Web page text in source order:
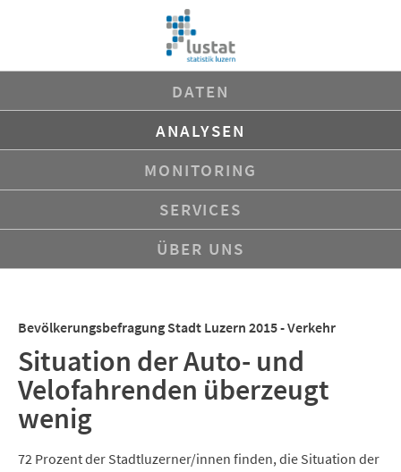
DATEN
ANALYSEN
MONITORING
SERVICES
ÜBER UNS
Bevölkerungsbefragung Stadt Luzern 2015 - Verkehr
Situation der Auto- und
Velofahrenden überzeugt
wenig
72 Prozent der Stadtluzerner/innen finden, die Situation der